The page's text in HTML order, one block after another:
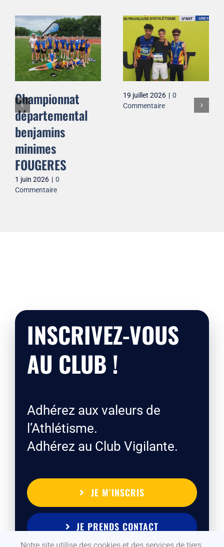
Championnat
départemental
benjamins
minimes
FOUGERES
1 juin 2026 | 0
Commentaire
19 juillet 2026 | 0
Commentaire
INSCRIVEZ-VOUS
AU CLUB !
Adhérez aux valeurs de
l’Athlétisme.
Adhérez au Club Vigilante.
JE M’INSCRIS
JE PRENDS CONTACT